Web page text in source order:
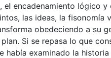
encadenamiento lógico
las ideas, la fisonomía
obedeciendo a su
Si se repasa lo que
había examinado la